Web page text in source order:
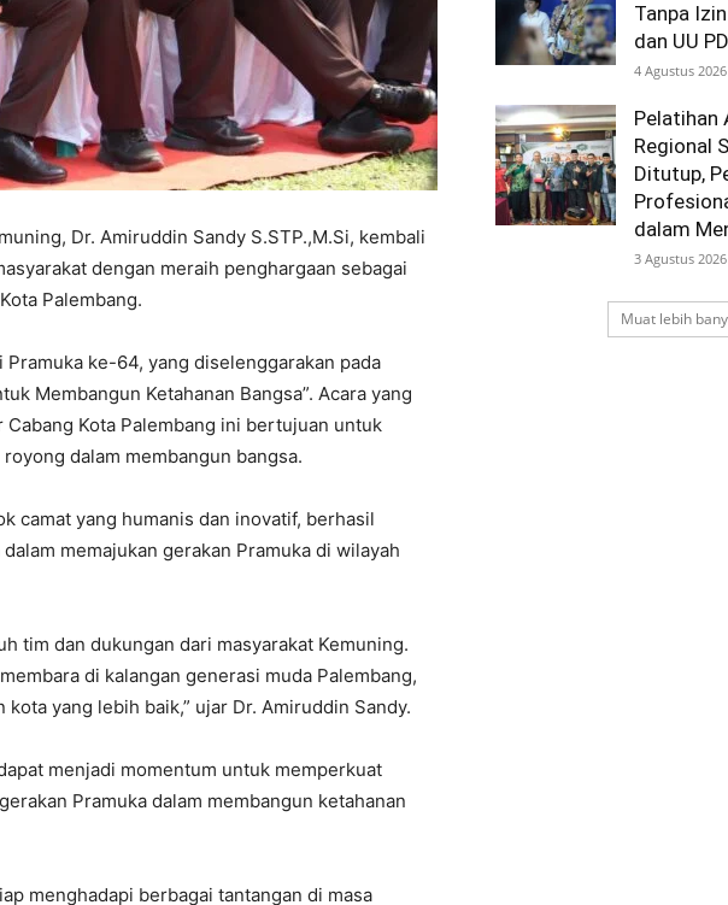
Dr. Amiruddin Sandy S.STP.,M.Si, kembali
dengan meraih penghargaan sebagai
Palembang.
ke-64, yang diselenggarakan pada
Membangun Ketahanan Bangsa”. Acara yang
Kota Palembang ini bertujuan untuk
dalam membangun bangsa.
camat yang humanis dan inovatif, berhasil
memajukan gerakan Pramuka di wilayah
tim dan dukungan dari masyarakat Kemuning.
di kalangan generasi muda Palembang,
yang lebih baik,” ujar Dr. Amiruddin Sandy.
menjadi momentum untuk memperkuat
Pramuka dalam membangun ketahanan
menghadapi berbagai tantangan di masa
Tanpa
dan UU
4 Agustus 2026
Pelatihan
Regional
Ditutup,
dalam
3 Agustus 2026
Muat lebih